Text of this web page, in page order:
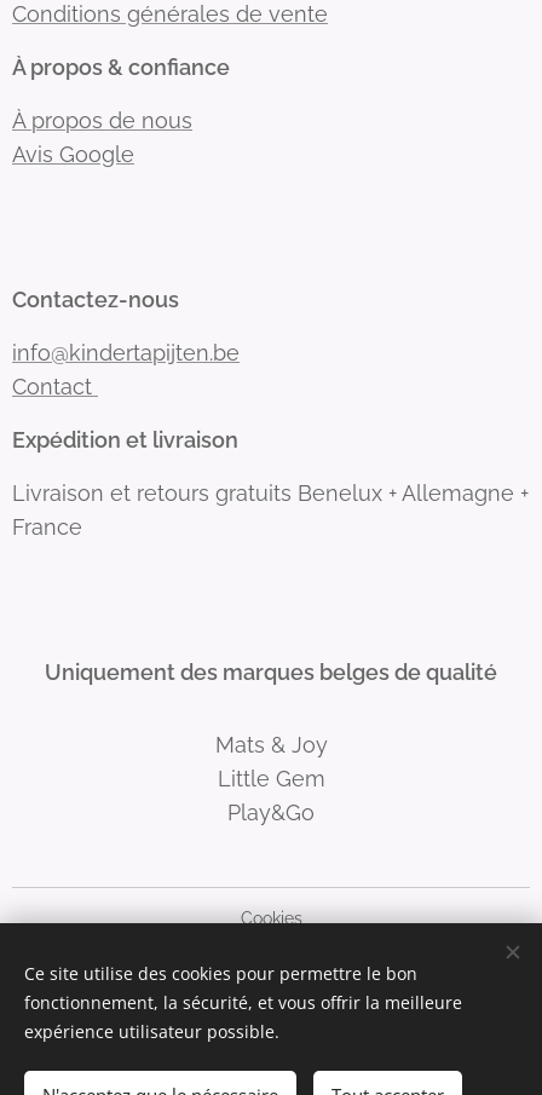
Conditions générales de vente
À propos & confiance
À propos de nous
Avis Google
Contactez-nous
info@kindertapijten.be
Contact
Expédition et livraison
Livraison et retours gratuits Benelux + Allemagne +
France
Uniquement des marques belges de qualité
Mats & Joy
Little Gem
Play&Go
Cookies
Langues
Nederlands
Français Deutsch English
Ce site utilise des cookies pour permettre le bon
fonctionnement, la sécurité, et vous offrir la meilleure
expérience utilisateur possible.